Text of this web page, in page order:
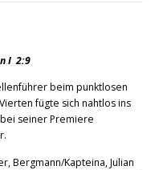
I 2:9
beim punktlosen
fügte sich nahtlos ins
seiner Premiere
Bergmann/Kapteina, Julian